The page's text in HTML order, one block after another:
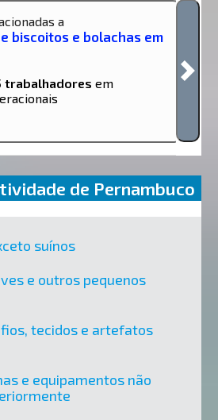
a
biscoitos e bolachas em
trabalhadores em
de Pernambuco
suínos
e outros pequenos
tecidos e artefatos
e equipamentos não